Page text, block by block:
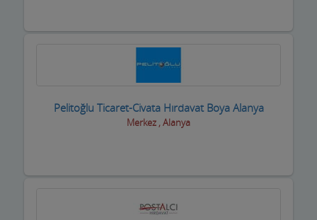
Pelitoğlu Ticaret-Civata Hırdavat Boya Alanya
Merkez , Alanya